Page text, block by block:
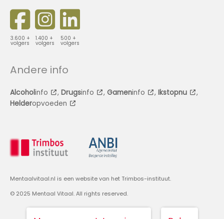
3.600 +
volgers
1.400 +
volgers
500 +
volgers
Andere info
Alcoholinfo , Drugsinfo , Gameninfo , Ikstopnu
,
Helderopvoeden
Mentaalvitaal.nl is een website van het Trimbos-instituut.
© 2025 Mentaal Vitaal. All rights reserved.